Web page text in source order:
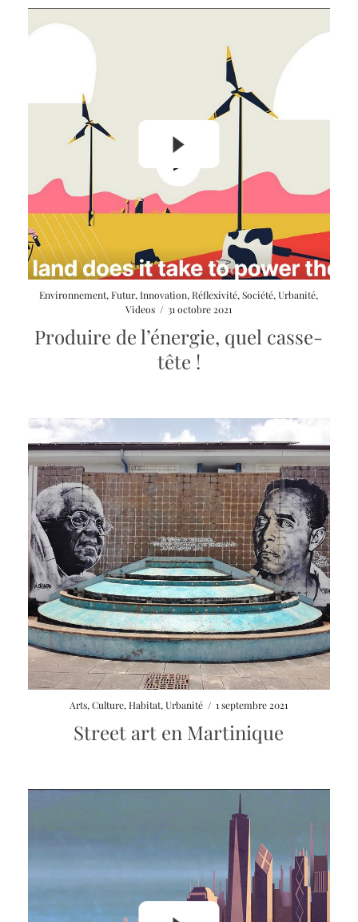
Launch
video
modal
Environnement,Futur,Innovation,Réflexivité,Société,Urbanité,
Videos / 31 octobre 2021
Produire de l’énergie, quel casse-
tête !
Arts,Culture,Habitat,Urbanité / 1 septembre 2021
Street art en Martinique